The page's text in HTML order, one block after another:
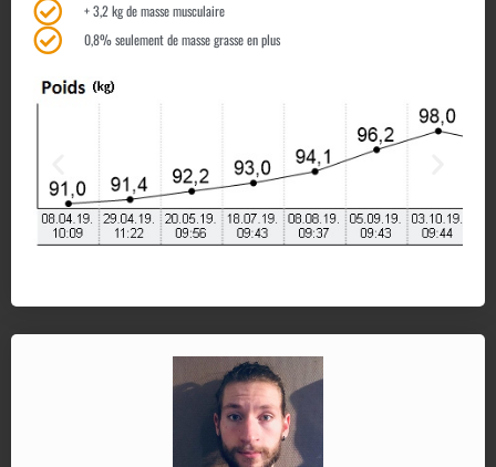
+ 3,2 kg de masse musculaire
0,8% seulement de masse grasse en plus